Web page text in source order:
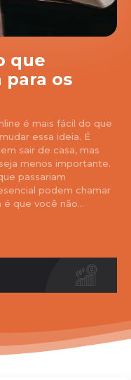
que
os
é mais fácil do que
essa ideia. É
sair de casa, mas
menos importante.
passariam
podem chamar
que você não...